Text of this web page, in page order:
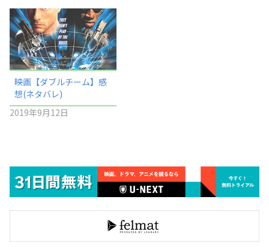
映画【ダブルチーム】感
想(ネタバレ)
2019年9月12日